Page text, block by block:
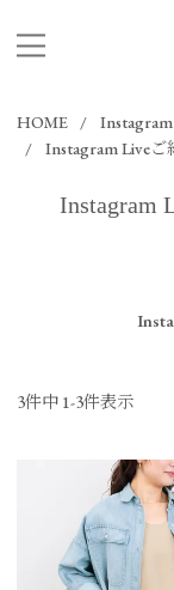
HOME
Instagram Liveご
Instagram
3件中 1-3件表示